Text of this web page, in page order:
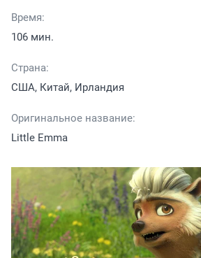
Время:
106 мин.
Страна:
США, Китай, Ирландия
Оригинальное название:
Little Emma